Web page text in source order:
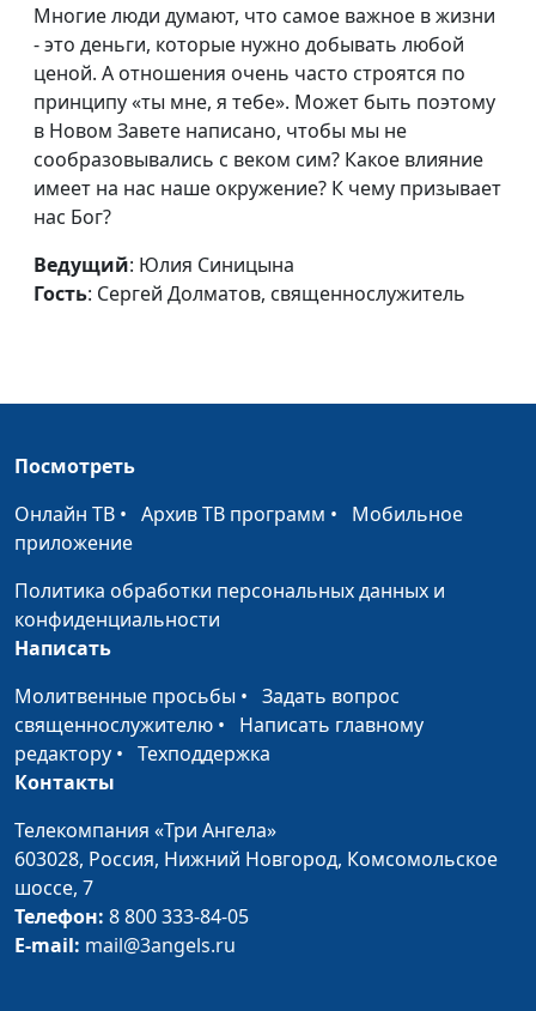
доктор практической
теологии
Зачем нужно крещение?
Юлия Синицына,
Дмитрий Булатов,
доктор практической
теологии
Почему Христос не
приходит?
Александр Синицын,
священнослужитель
Магия и колдовство: в чем
опасность?
магистр теологии,
священнослужитель
Правда об экстрасенсах
священнослужитель
Что такое мужественность?
Многие люди думают, что самое важное в жизни
- это деньги, которые нужно добывать любой
ценой. А отношения очень часто строятся по
принципу «ты мне, я тебе». Может быть поэтому
в Новом Завете написано, чтобы мы не
сообразовывались с веком сим? Какое влияние
имеет на нас наше окружение? К чему призывает
нас Бог?
Ведущий: Юлия Синицына
Гость: Сергей Долматов, священнослужитель
Посмотреть
Онлайн ТВ • Архив ТВ программ • Мобильное
приложение
Политика обработки персональных данных и
конфиденциальности
Написать
Молитвенные просьбы • Задать вопрос
священнослужителю • Написать главному
редактору • Техподдержка
Контакты
Телекомпания «Три Ангела»
603028, Россия, Нижний Новгород, Комсомольское
шоссе, 7
Телефон: 8 800 333-84-05
E-mail: mail@3angels.ru